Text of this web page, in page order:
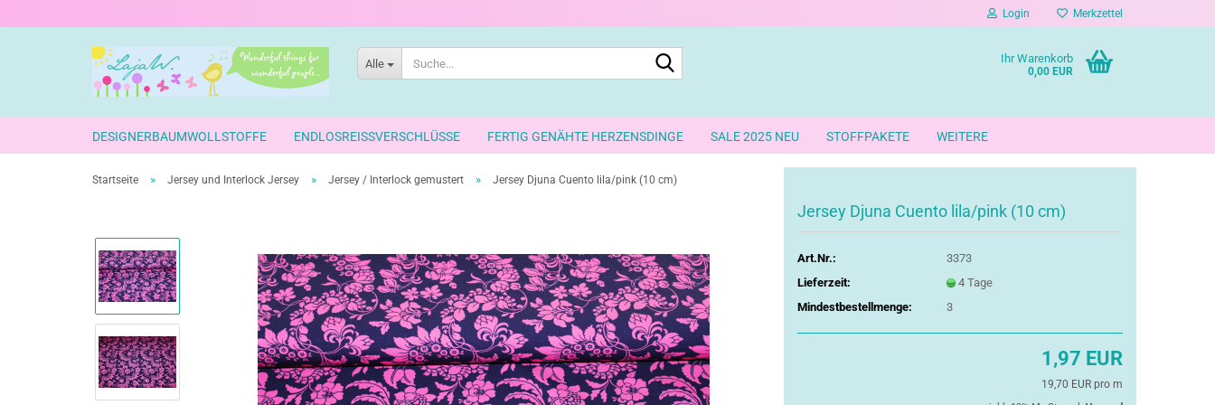
Login Merkzettel
Alle Ihr Warenkorb
0,00 EUR
DESIGNERBAUMWOLLSTOFFE ENDLOSREISSVERSCHLÜSSE FERTIG GENÄHTE HERZENSDINGE SALE 2025 NEU STOFFPAKETE WEITERE
Startseite » Jersey und Interlock Jersey » Jersey / Interlock gemustert » Jersey Djuna Cuento lila/pink (10 cm)
Jersey Djuna Cuento lila/pink (10 cm)
Art.Nr.:
3373
Lieferzeit:
4 Tage
Mindestbestellmenge:
3
1,97 EUR
19,70 EUR pro m